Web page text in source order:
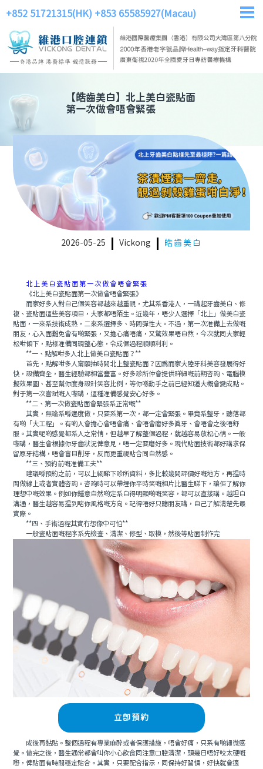
+852 51721315(HK) +853 65585927(Macau)
【皓齒美白】 北上美白瓷貼面
第一次做會唔會緊張
2026-05-25 Vickong 皓齒美白
北上美白瓷貼面第一次做會唔會緊張
《北上美白瓷貼面第一次做會唔會緊張》
而家好多人對自己個笑容都越來越重視，尤其系香港人，一講起牙齒美白、修
複、瓷貼面這些美容項目，大家都唔陌生。近幾年，唔少人選擇「北上」做美白瓷
貼面，一來系技術成熟，二來系選擇多、時間彈性大。不過，第一次准備上去做嘅
朋友，心入面難免會有啲緊張，又擔心痛唔痛，又驚效果唔自然，今次就同大家輕
松咁傾下，點樣准備同調整心態，令成個過程順順利利。
**一、點解咁多人北上做美白瓷貼面？**
首先，點解咁多人甯願抽時間北上整瓷貼面？因爲而家大陸牙科美容發展得好
快，設備齊全，醫生經驗都相當豐富。好多診所仲會提供詳細嘅前期咨詢、電腦模
擬效果圖、甚至幫你度身設計笑容比例，等你喺動手之前已經知道大概會變成點。
對于第一次嘗試嘅人嚟講，這種准備感覺安心好多。
**二、第一次做瓷貼面會緊張系正常嘅**
其實，無論系喺邊度做，只要系第一次，都一定會緊張。畢竟系整牙，聽落都
有啲「大工程」。有啲人會擔心會唔會痛、會唔會磨好多真牙、會唔會之後唔舒
服。其實呢啲感覺都系人之常情，但越早了解整個過程，就越容易放松心情。一般
嚟講，醫生會根據你牙齒狀況俾意見，唔一定要磨好多。現代貼面技術都好講求保
留原牙結構，唔會盲目削牙，反而更重視貼合同自然感。
**三、預約前嘅准備工夫**
建議喺預約之前，可以上網睇下診所資料，多比較幾間評價好嘅地方，再揾時
間做線上或者實體咨詢。咨詢時可以帶埋你平時笑嘅相片比醫生睇下，讓佢了解你
理想中嘅效果。例如你鍾意自然啲定系白得明顯啲嘅笑容，都可以直接講。越坦白
溝通，醫生越容易揾到啱你風格嘅方向。記得唔好只聽朋友講，自己了解清楚先最
實際。
**四、手術過程其實冇想像中可怕**
一般瓷貼面嘅程序系先檢查、清潔、修型、取模，然後等貼面制作完
立即預約
成後再黏貼。整個過程有專業麻醉或者保護措施，唔會好痛，只系有啲細微感
覺。做完之後，醫生通常都會叫你小心飲食同注意口腔清潔，頭幾日唔好咬太硬嘅
嘢，俾貼面有時間穩定貼合。其實，只要配合指示，同保持好習慣，好快就會適